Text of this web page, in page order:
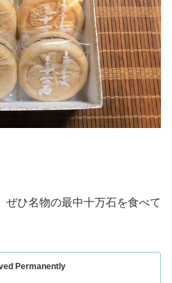
ぜひ名物の最中十万石を食べて
Permanently